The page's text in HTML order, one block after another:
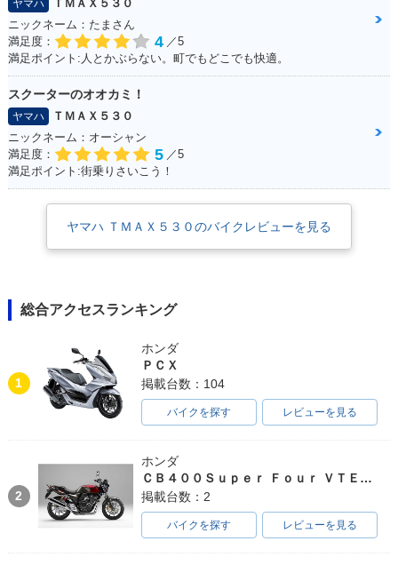
ヤマハ
ＴＭＡＸ５３０
ニックネーム：たまさん
満足度：
4 ／5
満足ポイント:人とかぶらない。町でもどこでも快適。
スクーターのオオカミ！
ヤマハ
ＴＭＡＸ５３０
ニックネーム：オーシャン
満足度：
5 ／5
満足ポイント:街乗りさいこう！
ヤマハ ＴＭＡＸ５３０のバイクレビューを見る
総合アクセスランキング
1
ホンダ
ＰＣＸ
掲載台数：104
バイクを探す レビューを見る
2
ホンダ
ＣＢ４００Ｓｕｐｅｒ Ｆｏｕｒ ＶＴＥＣ ＳＰＥＣ３
掲載台数：2
バイクを探す レビューを見る